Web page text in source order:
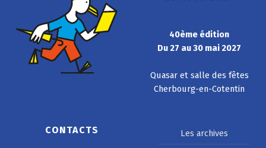
40ème édition
Du 27 au 30 mai 2027
Quasar et salle des fêtes
Cherbourg-en-Cotentin
CONTACTS
Les archives